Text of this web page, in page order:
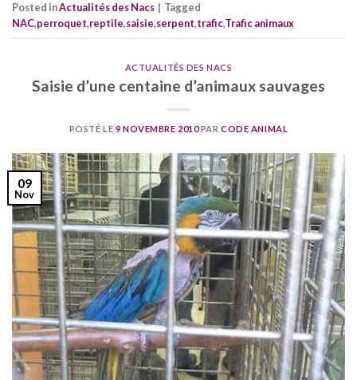
Posted inActualités des Nacs | Tagged
NAC,perroquet,reptile,saisie,serpent,trafic,Trafic animaux
ACTUALITÉS DES NACS
Saisie d’une centaine d’animaux sauvages
POSTÉ LE 9 NOVEMBRE 2010PARCODE ANIMAL
09
Nov